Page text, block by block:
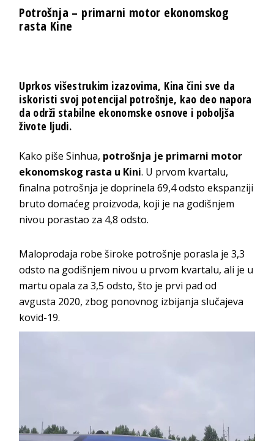
Potrošnja – primarni motor ekonomskog
rasta Kine
Uprkos višestrukim izazovima, Kina čini sve da
iskoristi svoj potencijal potrošnje, kao deo napora
da održi stabilne ekonomske osnove i poboljša
živote ljudi.
Kako piše Sinhua, potrošnja je primarni motor
ekonomskog rasta u Kini. U prvom kvartalu,
finalna potrošnja je doprinela 69,4 odsto ekspanziji
bruto domaćeg proizvoda, koji je na godišnjem
nivou porastao za 4,8 odsto.
Maloprodaja robe široke potrošnje porasla je 3,3
odsto na godišnjem nivou u prvom kvartalu, ali je u
martu opala za 3,5 odsto, što je prvi pad od
avgusta 2020, zbog ponovnog izbijanja slučajeva
kovid-19.